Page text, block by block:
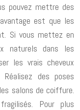
pouvez mettre des
est que les
Si vous mettez en
naturels dans les
les vrais cheveux
des poses
salons de coiffure.
Pour plus